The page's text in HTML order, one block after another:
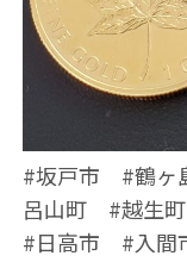
#坂戸市 #鶴
呂山町 #越生
#日高市 #入